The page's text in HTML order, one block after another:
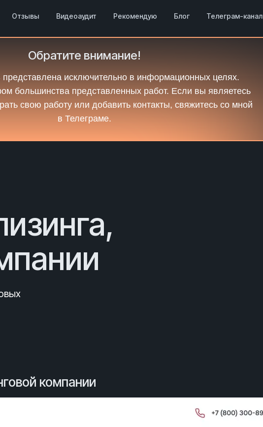
Отзывы Видеоаудит Рекомендую Блог Телеграм-канал
Обратите внимание!
представлена исключительно в информационных целях.
большинства представленных работ. Если вы являетесь
свою работу или добавить контакты, свяжитесь со мной
в Телеграме.
компании